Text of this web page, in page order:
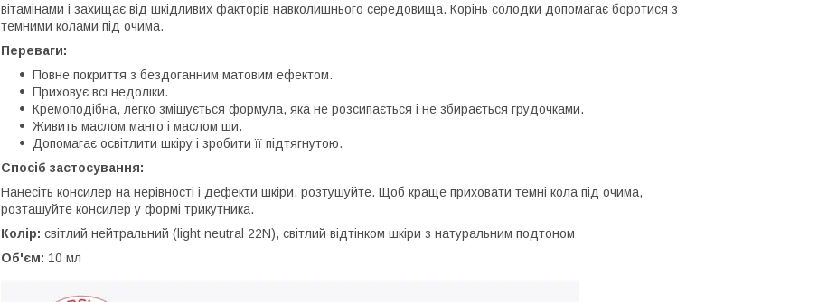
вітамінами і захищає від шкідливих факторів навколишнього середовища. Корінь солодки допомагає боротися з
темними колами під очима.
Переваги:
Повне покриття з бездоганним матовим ефектом.
Приховує всі недоліки.
Кремоподібна, легко змішується формула, яка не розсипається і не збирається грудочками.
Живить маслом манго і маслом ши.
Допомагає освітлити шкіру і зробити її підтягнутою.
Спосіб застосування:
Нанесіть консилер на нерівності і дефекти шкіри, розтушуйте. Щоб краще приховати темні кола під очима,
розташуйте консилер у формі трикутника.
Колір: світлий нейтральний (light neutral 22N), світлий відтінком шкіри з натуральним подтоном
Об'єм: 10 мл